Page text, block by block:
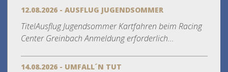
12.08.2026 - AUSFLUG JUGENDSOMMER
TitelAusflug Jugendsommer Kartfahren beim Racing
Center Greinbach Anmeldung erforderlich...
14.08.2026 - UMFALL´N TUT